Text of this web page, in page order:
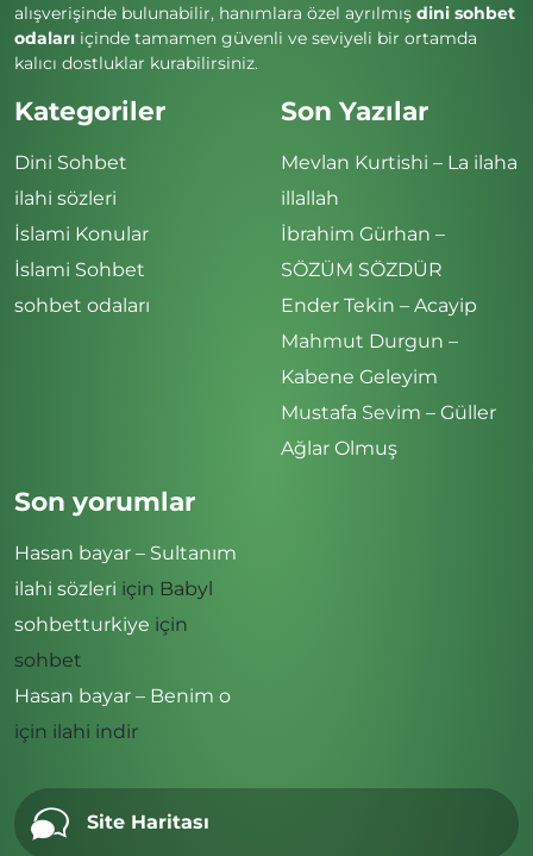
alışverişinde bulunabilir, hanımlara özel ayrılmış dini sohbet
odaları içinde tamamen güvenli ve seviyeli bir ortamda
kalıcı dostluklar kurabilirsiniz.
Kategoriler
Dini Sohbet
ilahi sözleri
İslami Konular
İslami Sohbet
sohbet odaları
Son Yazılar
Mevlan Kurtishi – La ilaha
illallah
İbrahim Gürhan –
SÖZÜM SÖZDÜR
Ender Tekin – Acayip
Mahmut Durgun –
Kabene Geleyim
Mustafa Sevim – Güller
Ağlar Olmuş
Son yorumlar
Hasan bayar – Sultanım
ilahi sözleri için Babyl
sohbetturkiye için
sohbet
Hasan bayar – Benim o
için ilahi indir
Site Haritası